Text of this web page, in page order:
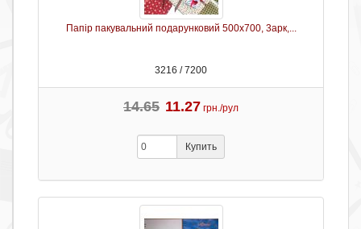
Папір пакувальний подарунковий 500х700, 3арк,...
3216 / 7200
14.65 11.27 грн./рул
Купить